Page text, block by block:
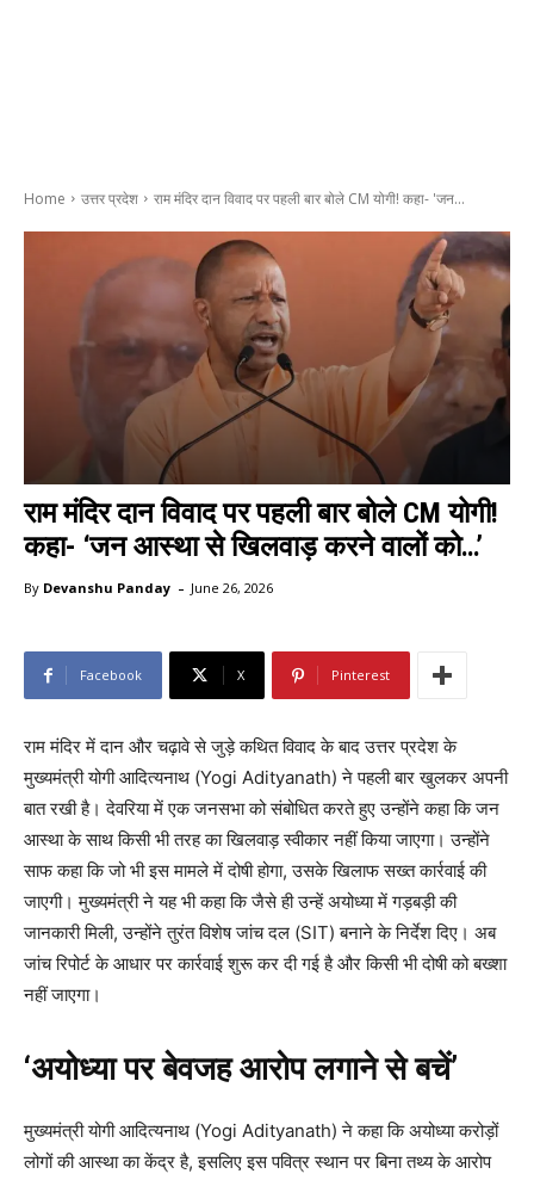
Home उत्तर प्रदेश राम मंदिर दान विवाद पर पहली बार बोले CM योगी! कहा- 'जन...
राम मंदिर दान विवाद पर पहली बार बोले CM योगी!
कहा- ‘जन आस्था से खिलवाड़ करने वालों को…’
By Devanshu Panday - June 26, 2026
Facebook X Pinterest
राम मंदिर में दान और चढ़ावे से जुड़े कथित विवाद के बाद उत्तर प्रदेश के
मुख्यमंत्री योगी आदित्यनाथ (Yogi Adityanath) ने पहली बार खुलकर अपनी
बात रखी है। देवरिया में एक जनसभा को संबोधित करते हुए उन्होंने कहा कि जन
आस्था के साथ किसी भी तरह का खिलवाड़ स्वीकार नहीं किया जाएगा। उन्होंने
साफ कहा कि जो भी इस मामले में दोषी होगा, उसके खिलाफ सख्त कार्रवाई की
जाएगी। मुख्यमंत्री ने यह भी कहा कि जैसे ही उन्हें अयोध्या में गड़बड़ी की
जानकारी मिली, उन्होंने तुरंत विशेष जांच दल (SIT) बनाने के निर्देश दिए। अब
जांच रिपोर्ट के आधार पर कार्रवाई शुरू कर दी गई है और किसी भी दोषी को बख्शा
नहीं जाएगा।
‘अयोध्या पर बेवजह आरोप लगाने से बचें’
मुख्यमंत्री योगी आदित्यनाथ (Yogi Adityanath) ने कहा कि अयोध्या करोड़ों
लोगों की आस्था का केंद्र है, इसलिए इस पवित्र स्थान पर बिना तथ्य के आरोप